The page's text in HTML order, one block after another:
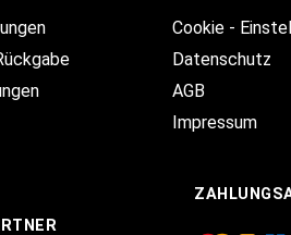
Cookie -
Datenschutz
AGB
Impressum